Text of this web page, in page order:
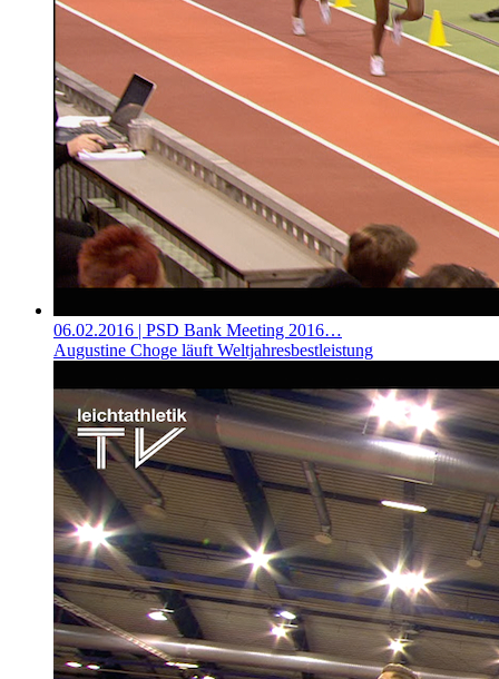
06.02.2016 | PSD Bank Meeting 2016…
Augustine Choge läuft Weltjahresbestleistung